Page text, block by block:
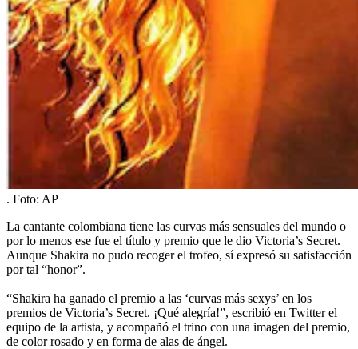
. Foto: AP
La cantante colombiana tiene las curvas más sensuales del mundo o
por lo menos ese fue el título y premio que le dio Victoria’s Secret.
Aunque Shakira no pudo recoger el trofeo, sí expresó su satisfacción
por tal “honor”.
“Shakira ha ganado el premio a las ‘curvas más sexys’ en los
premios de Victoria’s Secret. ¡Qué alegría!”, escribió en Twitter el
equipo de la artista, y acompañó el trino con una imagen del premio,
de color rosado y en forma de alas de ángel.